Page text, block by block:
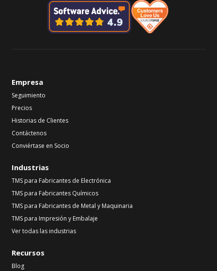
Empresa
Seguimiento
Precios
Historias de Clientes
Contáctenos
Conviértase en Socio
Industrias
TMS para Fabricantes de Electrónica
TMS para Fabricantes Químicos
TMS para Fabricantes de Metal y Maquinaria
TMS para Impresión y Embalaje
Ver todas las industrias
Recursos
Blog